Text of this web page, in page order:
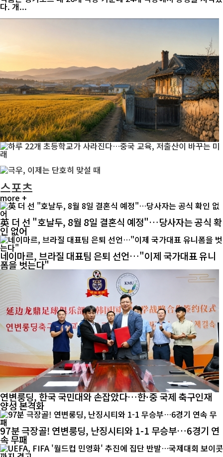
다. 개...
스포츠
more +
英 더 선 "호날두, 8월 8일 결혼식 예정"…당사자는 공식 확
인 없어
네이마르, 브라질 대표팀 은퇴 선언…"이제 국가대표 유니
폼을 벗는다"
연변룽딩, 한국 국민대와 손잡았다…한·중 국제 축구인재
양성 본격화
97분 극장골! 연변룽딩, 난징시티와 1-1 무승부…6경기 연
속 무패